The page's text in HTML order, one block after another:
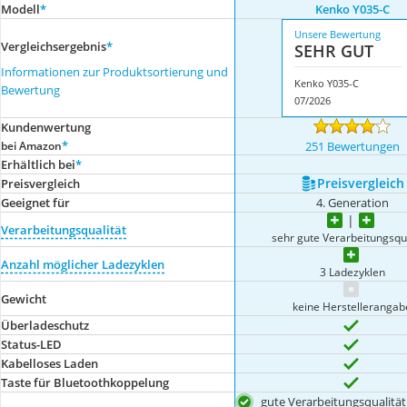
Modell* Kenko Y035-C
Vergleichsergebnis*
Informationen zur Produktsortierung und
Bewertung
Unsere Bewertung
SEHR GUT
Kenko Y035-C
07/2026
Kundenwertung
bei Amazon*
251 Bewertungen
Erhältlich bei*
Preis­vergleich
Preis­vergleich
Geeignet für
4. Generation
Verarbeitungsqualität
sehr gute
Anzahl möglicher Ladezyklen 3 Ladezyklen
Gewicht keine
Überladeschutz
Status-LED
Kabelloses Laden
Taste für Bluetoothkoppelung
gute Verarbeitungsqualität